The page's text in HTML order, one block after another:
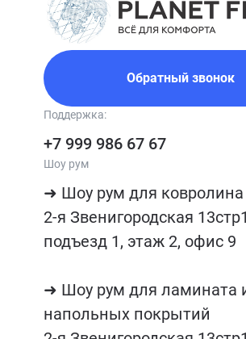
Обратный звонок
Поддержка:
+7 999 986 67 67
Шоу рум
➜ Шоу рум для ковролина
2-я Звенигородская
подъезд 1, этаж 2, офис 9
➜ Шоу рум для ламината
напольных покрытий